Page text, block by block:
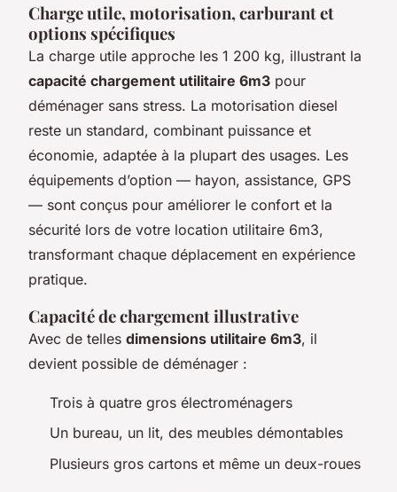
Charge utile, motorisation, carburant et
options spécifiques
La charge utile approche les 1 200 kg, illustrant la
capacité chargement utilitaire 6m3 pour
déménager sans stress. La motorisation diesel
reste un standard, combinant puissance et
économie, adaptée à la plupart des usages. Les
équipements d’option — hayon, assistance, GPS
— sont conçus pour améliorer le confort et la
sécurité lors de votre location utilitaire 6m3,
transformant chaque déplacement en expérience
pratique.
Capacité de chargement illustrative
Avec de telles dimensions utilitaire 6m3, il
devient possible de déménager :
Trois à quatre gros électroménagers
Un bureau, un lit, des meubles démontables
Plusieurs gros cartons et même un deux-roues